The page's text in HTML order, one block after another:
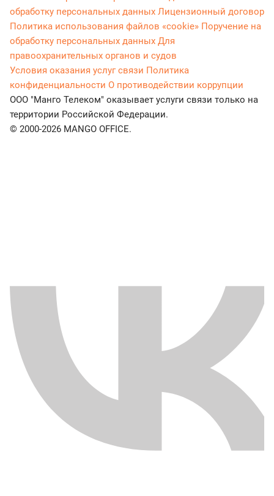
обработку персональных данных Лицензионный договор
Политика использования файлов «cookie» Поручение на
обработку персональных данных Для
правоохранительных органов и судов
Условия оказания услуг связи Политика
конфиденциальности О противодействии коррупции
ООО "Манго Телеком" оказывает услуги связи только на
территории Российской Федерации.
© 2000-2026 MANGO OFFICE.